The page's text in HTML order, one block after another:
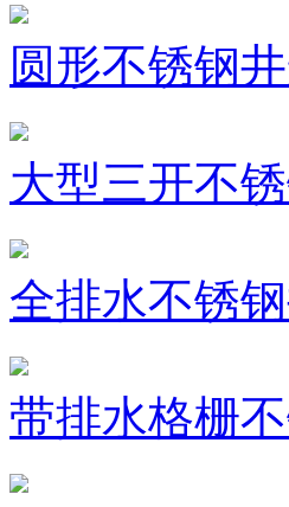
圆形不锈钢
大型三开不
全排水不锈
带排水格栅